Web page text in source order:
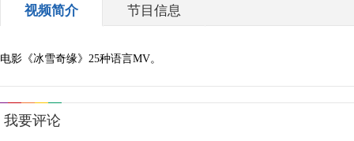
视频简介 节目信息
电影《冰雪奇缘》25种语言MV。